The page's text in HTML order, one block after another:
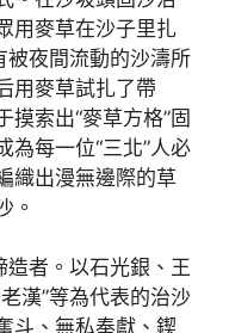
用麥草在沙子里扎
被夜間流動的沙濤所
用麥草試扎了帶
索出“麥草方格”固
為每一位“三北”人必
織出漫無邊際的草
。
造者。以石光銀、王
漢”等為代表的治沙
斗、無私奉獻、鍥